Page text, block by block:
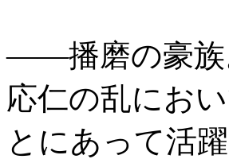
――播磨の豪族
応仁の乱にお
とにあって活